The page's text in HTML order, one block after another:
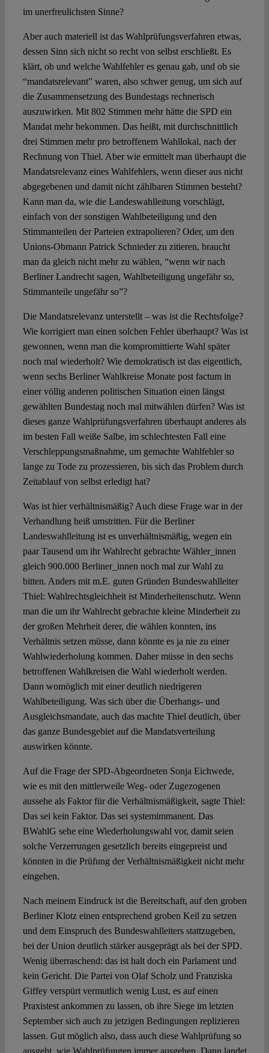
im unerfreulichsten Sinne?
Aber auch materiell ist das Wahlprüfungsverfahren etwas,
dessen Sinn sich nicht so recht von selbst erschließt. Es
klärt, ob und welche Wahlfehler es genau gab, und ob sie
“mandatsrelevant” waren, also schwer genug, um sich auf
die Zusammensetzung des Bundestags rechnerisch
auszuwirken. Mit 802 Stimmen mehr hätte die SPD ein
Mandat mehr bekommen. Das heißt, mit durchschnittlich
drei Stimmen mehr pro betroffenem Wahllokal, nach der
Rechnung von Thiel. Aber wie ermittelt man überhaupt die
Mandatsrelevanz eines Wahlfehlers, wenn dieser aus nicht
abgegebenen und damit nicht zählbaren Stimmen besteht?
Kann man da, wie die Landeswahlleitung vorschlägt,
einfach von der sonstigen Wahlbeteiligung und den
Stimmanteilen der Parteien extrapolieren? Oder, um den
Unions-Obmann Patrick Schnieder zu zitieren, braucht
man da gleich nicht mehr zu wählen, “wenn wir nach
Berliner Landrecht sagen, Wahlbeteiligung ungefähr so,
Stimmanteile ungefähr so”?
Die Mandatsrelevanz unterstellt – was ist die Rechtsfolge?
Wie korrigiert man einen solchen Fehler überhaupt? Was ist
gewonnen, wenn man die kompromittierte Wahl später
noch mal wiederholt? Wie demokratisch ist das eigentlich,
wenn sechs Berliner Wahlkreise Monate post factum in
einer völlig anderen politischen Situation einen längst
gewählten Bundestag noch mal mitwählen dürfen? Was ist
dieses ganze Wahlprüfungsverfahren überhaupt anderes als
im besten Fall weiße Salbe, im schlechtesten Fall eine
Verschleppungsmaßnahme, um gemachte Wahlfehler so
lange zu Tode zu prozessieren, bis sich das Problem durch
Zeitablauf von selbst erledigt hat?
Was ist hier verhältnismäßig? Auch diese Frage war in der
Verhandlung heiß umstritten. Für die Berliner
Landeswahlleitung ist es unverhältnismäßig, wegen ein
paar Tausend um ihr Wahlrecht gebrachte Wähler_innen
gleich 900.000 Berliner_innen noch mal zur Wahl zu
bitten. Anders mit m.E. guten Gründen Bundeswahlleiter
Thiel: Wahlrechtsgleichheit ist Minderheitenschutz. Wenn
man die um ihr Wahlrecht gebrachte kleine Minderheit zu
der großen Mehrheit derer, die wählen konnten, ins
Verhältnis setzen müsse, dann könnte es ja nie zu einer
Wahlwiederholung kommen. Daher müsse in den sechs
betroffenen Wahlkreisen die Wahl wiederholt werden.
Dann womöglich mit einer deutlich niedrigeren
Wahlbeteiligung. Was sich über die Überhangs- und
Ausgleichsmandate, auch das machte Thiel deutlich, über
das ganze Bundesgebiet auf die Mandatsverteilung
auswirken könnte.
Auf die Frage der SPD-Abgeordneten Sonja Eichwede,
wie es mit den mittlerweile Weg- oder Zugezogenen
aussehe als Faktor für die Verhältnismäßigkeit, sagte Thiel:
Das sei kein Faktor. Das sei systemimmanent. Das
BWahlG sehe eine Wiederholungswahl vor, damit seien
solche Verzerrungen gesetzlich bereits eingepreist und
könnten in die Prüfung der Verhältnismäßigkeit nicht mehr
eingehen.
Nach meinem Eindruck ist die Bereitschaft, auf den groben
Berliner Klotz einen entsprechend groben Keil zu setzen
und dem Einspruch des Bundeswahlleiters stattzugeben,
bei der Union deutlich stärker ausgeprägt als bei der SPD.
Wenig überraschend: das ist halt doch ein Parlament und
kein Gericht. Die Partei von Olaf Scholz und Franziska
Giffey verspürt vermutlich wenig Lust, es auf einen
Praxistest ankommen zu lassen, ob ihre Siege im letzten
September sich auch zu jetzigen Bedingungen replizieren
lassen. Gut möglich also, dass auch diese Wahlprüfung so